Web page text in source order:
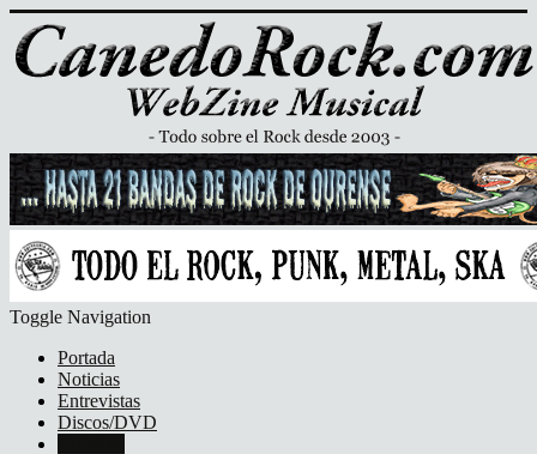
Toggle Navigation
Portada
Noticias
Entrevistas
Discos/DVD